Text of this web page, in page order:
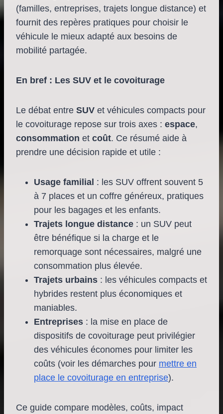
(familles, entreprises, trajets longue distance) et
fournit des repères pratiques pour choisir le
véhicule le mieux adapté aux besoins de
mobilité partagée.
En bref : Les SUV et le covoiturage
Le débat entre SUV et véhicules compacts pour
le covoiturage repose sur trois axes : espace,
consommation et coût. Ce résumé aide à
prendre une décision rapide et utile :
Usage familial : les SUV offrent souvent 5
à 7 places et un coffre généreux, pratiques
pour les bagages et les enfants.
Trajets longue distance : un SUV peut
être bénéfique si la charge et le
remorquage sont nécessaires, malgré une
consommation plus élevée.
Trajets urbains : les véhicules compacts et
hybrides restent plus économiques et
maniables.
Entreprises : la mise en place de
dispositifs de covoiturage peut privilégier
des véhicules économes pour limiter les
coûts (voir les démarches pour mettre en
place le covoiturage en entreprise).
Ce guide compare modèles, coûts, impact